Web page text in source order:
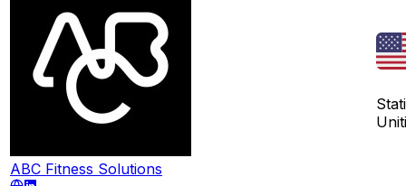
ABC Fitness Solutions
Stati
Uniti